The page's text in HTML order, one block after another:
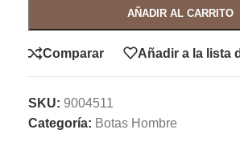
AÑADIR AL CARRITO
Comparar Añadir a la lista
SKU: 9004511
Categoría: Botas Hombre